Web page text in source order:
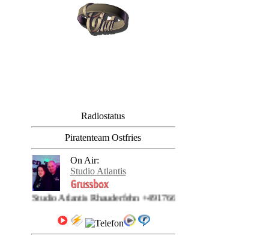
Radiostatus
Piratenteam Ostfries
On Air:
Studio Atlantis
Studio Atlantis Rhauderfehn +4917663620222 | Studio Atlantis